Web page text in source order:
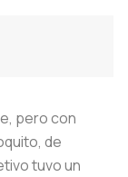
pero con
de
tuvo un